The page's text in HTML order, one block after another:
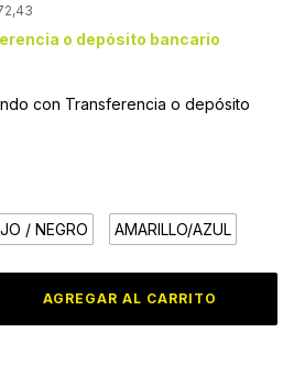
o depósito bancario
con Transferencia o depósito
/ NEGRO AMARILLO/AZUL